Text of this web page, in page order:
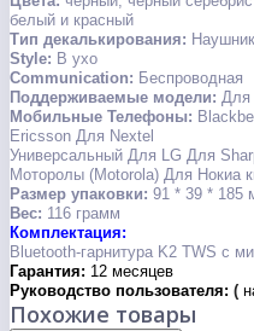
белый и красный
Тип декалькирования:
Style: В ухо
Communication: Беспроводная
Поддерживаемые модели: Для
Мобильные Телефоны:
Ericsson Для Nextel
Универсальный Для LG Для
Моторолы (Motorola) Для Нокиа
Размер упаковки: 91 * 39 * 185
Вес: 116 грамм
Комплектация:
Bluetooth-гарнитура K2 TWS с
Гарантия: 12 месяцев
Руководство пользователя: (
Похожие товары